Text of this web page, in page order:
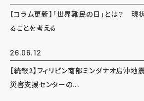
【コラム更新】「世界難民の日」とは？ 現
ることを考える
26.06.12
【続報2】フィリピン南部ミンダナオ島沖地
災害支援センターの...